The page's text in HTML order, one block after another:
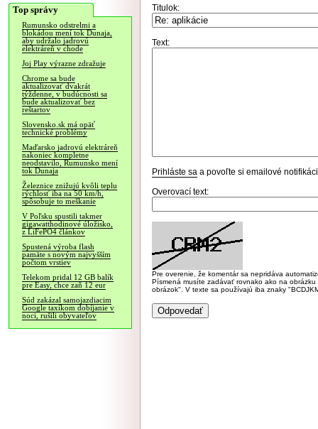
Top správy
Rumunsko odstrelmi a
blokádou mení tok Dunaja,
aby udržalo jadrovú
elektráreň v chode
Joj Play výrazne zdražuje
Chrome sa bude
aktualizovať dvakrát
týždenne, v budúcnosti sa
bude aktualizovať bez
reštartov
Slovensko.sk má opäť
technické problémy
Maďarsko jadrovú elektráreň
nakoniec kompletne
neodstavilo, Rumunsko mení
tok Dunaja
Železnice znižujú kvôli teplu
rýchlosť iba na 50 km/h,
spôsobuje to meškanie
V Poľsku spustili takmer
gigawatthodinové úložisko,
z LiFePO4 článkov
Spustená výroba flash
pamäte s novým najvyšším
počtom vrstiev
Telekom pridal 12 GB balík
pre Easy, chce zaň 12 eur
Súd zakázal samojazdiacim
Google taxíkom dobíjanie v
noci, rušili obyvateľov
Titulok:
Text:
Prihláste sa a povoľte si emailové
Overovací text:
Pre overenie, že komentár sa nepridáva
Písmená musíte zadávať rovnako ako na
obrázok". V texte sa používajú iba znaky